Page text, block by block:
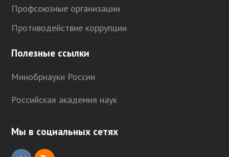
Профсоюзные организации
Противодействие коррупции
Полезные ссылки
Минобрнауки России
Российская академия наук
Мы в социальных сетях